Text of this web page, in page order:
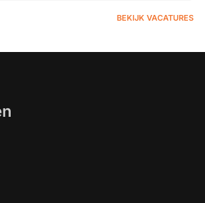
BEKIJK VACATURES